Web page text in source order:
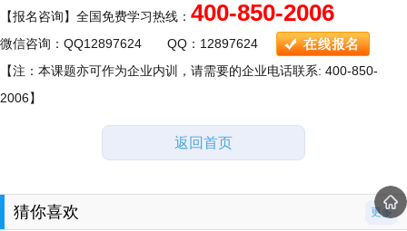
【报名咨询】全国免费学习热线： 400-850-2006
微信咨询：QQ12897624 QQ：12897624
【注：本课题亦可作为企业内训，请需要的企业电话联系: 400-850-
2006】
返回首页
猜你喜欢 更多